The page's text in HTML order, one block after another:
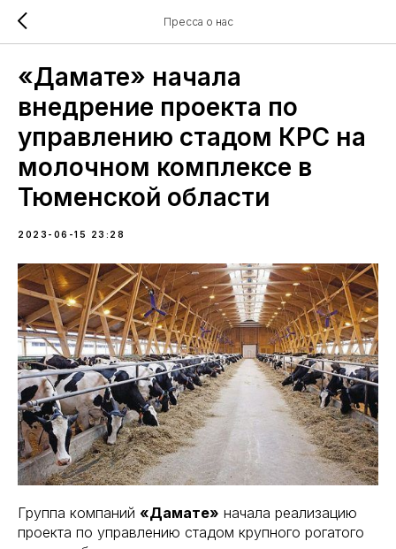
Пресса о нас
«Дамате» начала
внедрение проекта по
управлению стадом КРС на
молочном комплексе в
Тюменской области
2023-06-15 23:28
Группа компаний «Дамате» начала реализацию
проекта по управлению стадом крупного рогатого